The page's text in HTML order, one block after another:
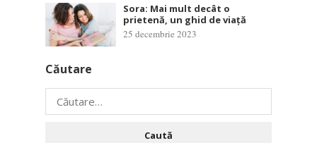
Sora: Mai mult decât o
prietenă, un ghid de viață
25 decembrie 2023
Căutare
Caută
după: